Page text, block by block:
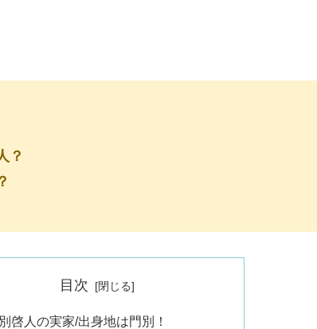
？
目次
啓人の実家/出身地は門別！